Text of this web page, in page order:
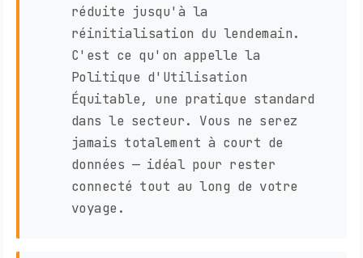
réduite jusqu'à la
réinitialisation du lendemain.
C'est ce qu'on appelle la
Politique d'Utilisation
Équitable, une pratique standard
dans le secteur. Vous ne serez
jamais totalement à court de
données — idéal pour rester
connecté tout au long de votre
voyage.